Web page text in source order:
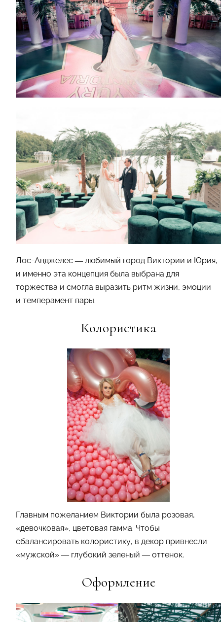
Лос-Анджелес — любимый город Виктории и Юрия,
и именно эта концепция была выбрана для
торжества и смогла выразить ритм жизни, эмоции
и темперамент пары.
Колористика
Главным пожеланием Виктории была розовая,
«девочковая», цветовая гамма. Чтобы
сбалансировать колористику, в декор привнесли
«мужской» — глубокий зеленый — оттенок.
Оформление